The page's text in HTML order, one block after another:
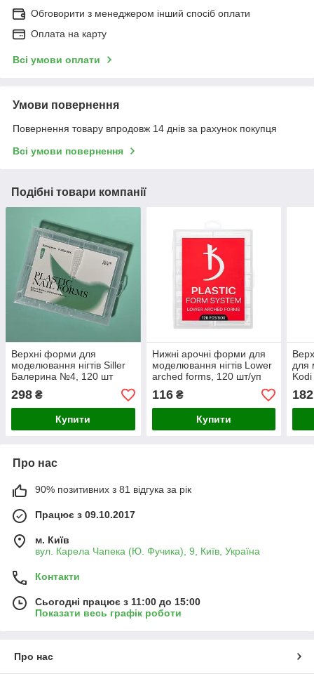
Обговорити з менеджером інший спосіб оплати
Оплата на карту
Всі умови оплати
Умови повернення
Повернення товару впродовж 14 днів за рахунок покупця
Всі умови повернення
Подібні товари компанії
Верхні форми для
моделювання нігтів Siller
Балерина №4, 120 шт
298 ₴
Купити
Нижні арочні форми для
моделювання нігтів Lower
arched forms, 120 шт/уп
116₴
Купити
для
182
Про нас
90% позитивних з 81 відгука за рік
Працює з 09.10.2017
м. Київ
вул. Карела Чапека (Ю. Фучика), 9, Київ, Україна
Контакти
Сьогодні працює з 11:00 до 15:00
Показати весь графік роботи
Про нас